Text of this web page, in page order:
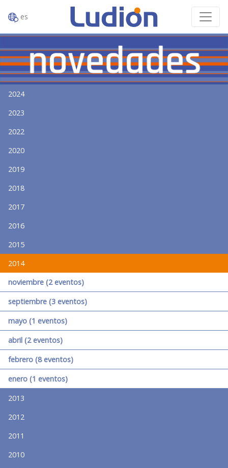
es
2024
2023
2022
2020
2019
2018
2017
2016
2015
2014
noviembre (2 eventos)
septiembre (3 eventos)
mayo (1 eventos)
abril (2 eventos)
febrero (8 eventos)
enero (1 eventos)
2013
2012
2011
2010